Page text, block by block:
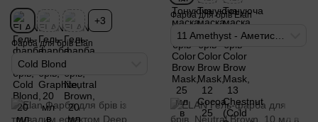
+3
Фарба для брів Elan
Cold Blond
Фарба для брів Elan